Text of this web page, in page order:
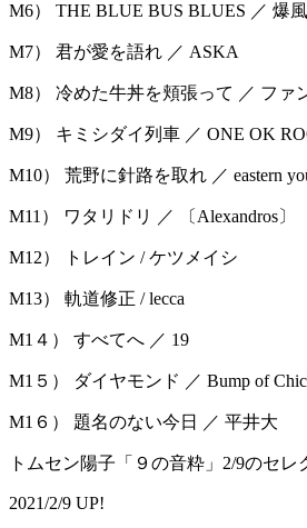
M6） THE BLUE BUS BLUES ／ 爆
M7） 君が愛を語れ ／ ASKA
M8） 冷めた牛丼を頬張って ／ ファ
M9） キミシダイ列車 ／ ONE OK
M10） 荒野に針路を取れ ／ eastern
M11） ワタリドリ ／ 〔Alexandros〕
M12） トレイン / ケツメイシ
M13） 軌道修正 / lecca
M1４） すべてへ ／ 19
M1５） ダイヤモンド ／ Bump of
M1６） 題名のない今日 ／ 平井大
トムセン陽子「９の音粋」2/9のセレ
2021/2/9 UP!